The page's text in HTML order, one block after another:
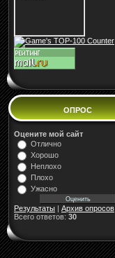
ОПРОС
Оцените мой сайт
Отлично
Хорошо
Неплохо
Плохо
Ужасно
Результаты | Архив опросов
Всего ответов: 30